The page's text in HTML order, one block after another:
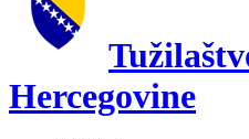
Hercegovine